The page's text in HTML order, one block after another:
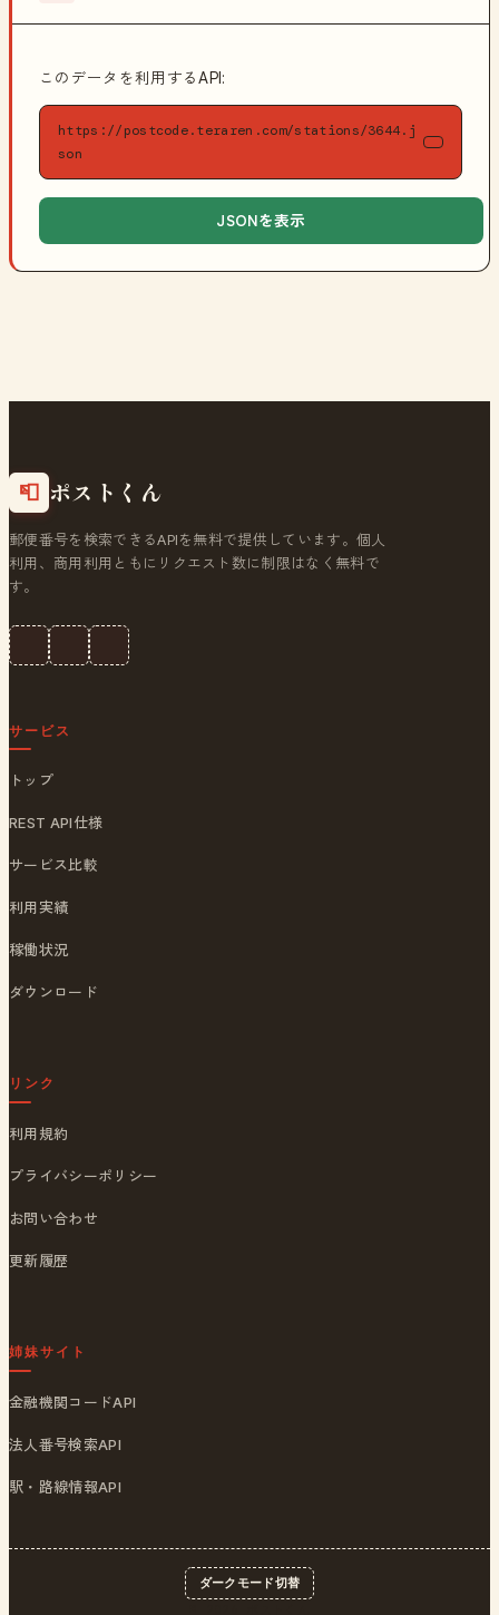
このデータを利用するAPI:
https://postcode.teraren.com/stations/3644.j
son
JSONを表示
📮 ポストくん
郵便番号を検索できるAPIを無料で提供しています。個人
利用、商用利用ともにリクエスト数に制限はなく無料で
す。
サービス
トップ
REST API仕様
サービス比較
利用実績
稼働状況
ダウンロード
リンク
利用規約
プライバシーポリシー
お問い合わせ
更新履歴
姉妹サイト
金融機関コードAPI
法人番号検索API
駅・路線情報API
ダークモード切替